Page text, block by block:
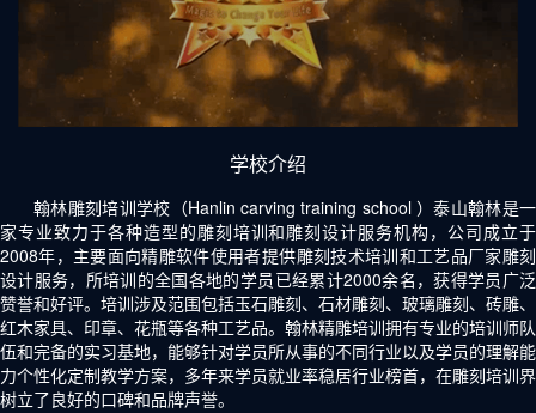
学校介绍
翰林雕刻培训学校（Hanlin carving training school ）泰山翰林是一
家专业致力于各种造型的雕刻培训和雕刻设计服务机构，公司成立于
2008年，主要面向精雕软件使用者提供雕刻技术培训和工艺品厂家雕刻
设计服务，所培训的全国各地的学员已经累计2000余名，获得学员广泛
赞誉和好评。培训涉及范围包括玉石雕刻、石材雕刻、玻璃雕刻、砖雕、
红木家具、印章、花瓶等各种工艺品。翰林精雕培训拥有专业的培训师队
伍和完备的实习基地，能够针对学员所从事的不同行业以及学员的理解能
力个性化定制教学方案，多年来学员就业率稳居行业榜首，在雕刻培训界
树立了良好的口碑和品牌声誉。